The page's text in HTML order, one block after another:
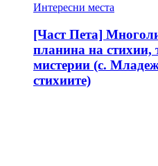
Интересни места
[Част Пета]
планина на стихии,
мистерии (с.
стихиите)